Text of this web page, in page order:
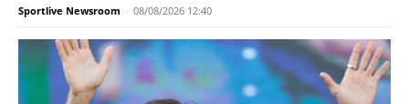
Sportlive Newsroom - 08/08/2026 12:40